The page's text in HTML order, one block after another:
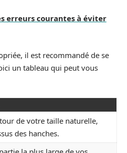
erreurs courantes à éviter
il est recommandé de se
un tableau qui peut vous
de votre taille naturelle,
des hanches.